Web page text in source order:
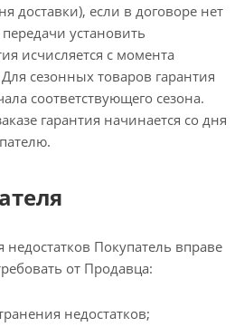
доставки), если в договоре нет
установить
исчисляется с момента
сезонных товаров гарантия
соответствующего сезона.
гарантия начинается со дня
Покупатель вправе
от Продавца:
недостатков;